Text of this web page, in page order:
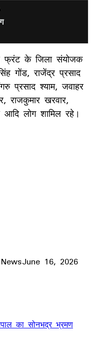
फ्रंट के जिला संयोजक
गोंड, राजेंद्र प्रसाद
प्रसाद श्याम, जवाहर
राजकुमार खरवार,
लोग शामिल रहे।
June 16, 2026